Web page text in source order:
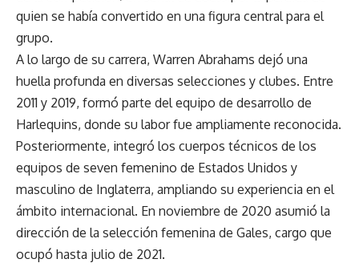
quien se había convertido en una figura central para el
grupo.
A lo largo de su carrera, Warren Abrahams dejó una
huella profunda en diversas selecciones y clubes. Entre
2011 y 2019, formó parte del equipo de desarrollo de
Harlequins, donde su labor fue ampliamente reconocida.
Posteriormente, integró los cuerpos técnicos de los
equipos de seven femenino de Estados Unidos y
masculino de Inglaterra, ampliando su experiencia en el
ámbito internacional. En noviembre de 2020 asumió la
dirección de la selección femenina de Gales, cargo que
ocupó hasta julio de 2021.